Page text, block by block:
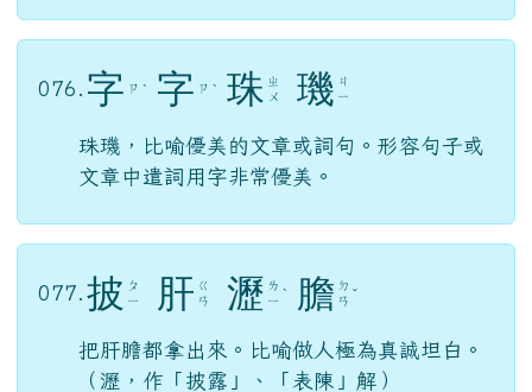
076. 字 ㄗ ˋ 字 ㄗ ˋ 珠 ㄓ
ㄨ
璣 ㄐ
ㄧ
珠璣，比喻優美的文章或詞句。形容句子或
文章中遣詞用字非常優美。
077. 披 ㄆ
ㄧ
肝 ㄍ
ㄢ
瀝 ㄌ
ㄧ ˋ 膽 ㄉ
ㄢ ˇ
把肝膽都拿出來。比喻做人極為真誠坦白。
（瀝，作「披露」、「表陳」解）